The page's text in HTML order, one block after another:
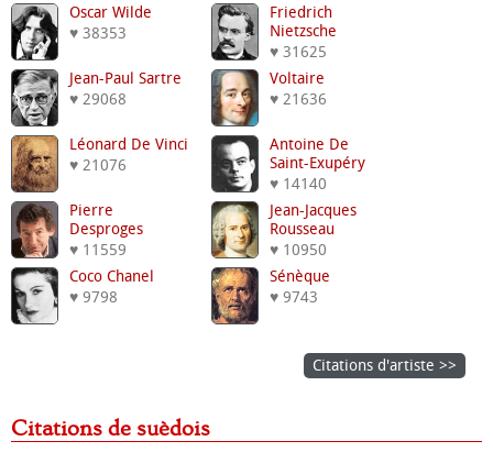
Oscar Wilde
♥ 38353
Friedrich
Nietzsche
♥ 31625
Jean-Paul Sartre
♥ 29068
Voltaire
♥ 21636
Léonard De Vinci
♥ 21076
Antoine De
Saint-Exupéry
♥ 14140
Pierre
Desproges
♥ 11559
Jean-Jacques
Rousseau
♥ 10950
Coco Chanel
♥ 9798
Sénèque
♥ 9743
Citations d'artiste >>
Citations de suèdois